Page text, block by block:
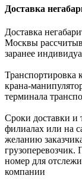
Доставка
Доставка
Москвы
заранее
Транспортировка
крана-
терминала
Сроки доставки и
филиалах или на
желанию
номер для
компании